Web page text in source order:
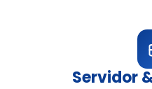
Servidor